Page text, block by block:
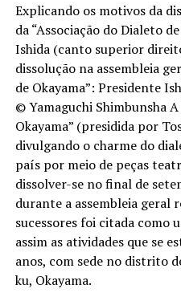
Explicando os motivos da
da “Associação do Dialeto
Ishida (canto superior
dissolução na assembleia
de Okayama”: Presidente
© Yamaguchi Shimbunsha
Okayama” (presidida por
divulgando o charme do
país por meio de peças
dissolver-se no final de
durante a assembleia geral
sucessores foi citada como
assim as atividades que se
anos, com sede no distrito
ku, Okayama.